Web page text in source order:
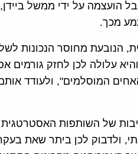
הועצמה על ידי ממשל
מכך.
הנובעת מחוסר הנכונות
עלולה לכן לחזק גורמים
המוסלמים", ולעודד
של השותפות
ולדבוק לכן ביתר שאת